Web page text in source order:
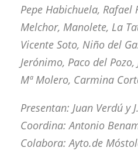
Pepe Habichuela, Rafael
Melchor, Manolete, La
Vicente Soto, Niño del
Jerónimo, Paco del Pozo,
Mª Molero, Carmina
Presentan: Juan Verdú y
Coordina: Antonio
Colabora: Ayto.de